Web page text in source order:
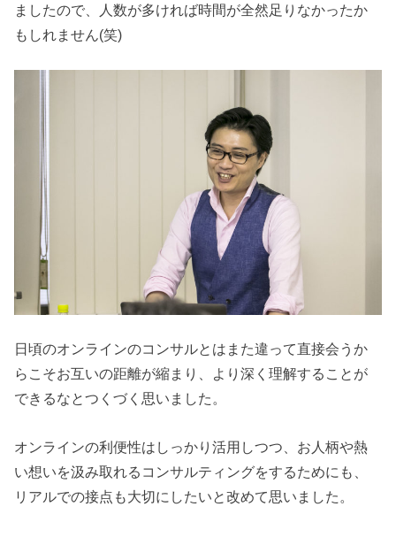
ましたので、人数が多ければ時間が全然足りなかったか
もしれません(笑)
日頃のオンラインのコンサルとはまた違って直接会うか
らこそお互いの距離が縮まり、より深く理解することが
できるなとつくづく思いました。
オンラインの利便性はしっかり活用しつつ、お人柄や熱
い想いを汲み取れるコンサルティングをするためにも、
リアルでの接点も大切にしたいと改めて思いました。